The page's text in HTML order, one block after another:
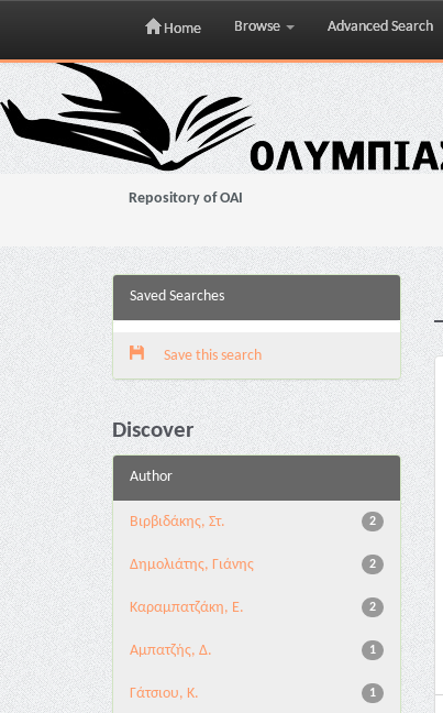
Skip
navigation
Home Browse Advanced Search
Repository of OAI
Saved Searches
Save this search
Discover
Author
2
Βιρβιδάκης, Στ.
2
Δημολιάτης, Γιάνης
2
Καραμπατζάκη, Ε.
1
Αμπατζής, Δ.
1
Γάτσιου, Κ.